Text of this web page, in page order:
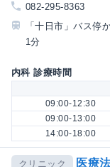
082-295-8363
「十日市」バス停
1分
内科 診療時間
09:00-12:30
09:00-13:00
14:00-18:00
クリニック 医療